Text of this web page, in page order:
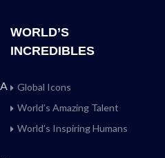
WORLD’S
INCREDIBLES
Global Icons
World’s Amazing Talent
World’s Inspiring Humans